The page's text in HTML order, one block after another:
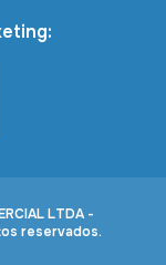
LTDA -
reservados.